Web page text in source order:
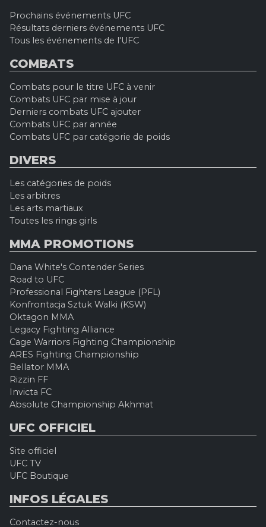
Prochains événements UFC
Résultats derniers événements UFC
Tous les événements de l'UFC
COMBATS
Combats pour le titre UFC à venir
Combats UFC par mise à jour
Derniers combats UFC ajouter
Combats UFC par année
Combats UFC par catégorie de poids
DIVERS
Les catégories de poids
Les arbitres
Les arts martiaux
Toutes les rings girls
MMA PROMOTIONS
Dana White's Contender Series
Road to UFC
Professional Fighters League (PFL)
Konfrontacja Sztuk Walki (KSW)
Oktagon MMA
Legacy Fighting Alliance
Cage Warriors Fighting Championship
ARES Fighting Championship
Bellator MMA
Rizzin FF
Invicta FC
Absolute Championship Akhmat
UFC OFFICIEL
Site officiel
UFC TV
UFC Boutique
INFOS LÉGALES
Contactez-nous